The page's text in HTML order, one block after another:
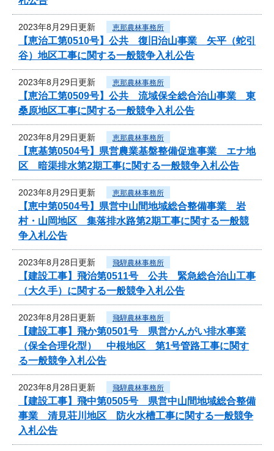
2023年8月29日更新 恵那農林事務所
【恵治工第0510号】公共 復旧治山事業 矢平（蛇引
谷）地区工事に関する一般競争入札公告
2023年8月29日更新 恵那農林事務所
【恵治工第0509号】公共 流域保全総合治山事業 東
桑原地区工事に関する一般競争入札公告
2023年8月29日更新 恵那農林事務所
【恵基第0504号】県営農業基盤整備促進事業 エナ地
区 暗渠排水第2期工事に関する一般競争入札公告
2023年8月29日更新 恵那農林事務所
【恵中第0504号】県営中山間地域総合整備事業 岩
村・山岡地区 集落排水路第2期工事に関する一般競
争入札公告
2023年8月28日更新 飛騨農林事務所
【建設工事】飛治第0511号 公共 緊急総合治山工事
（大久手）に関する一般競争入札公告
2023年8月28日更新 飛騨農林事務所
【建設工事】飛か第0501号 県営かんがい排水事業
（保全合理化型） 中根地区 第1号管路工事に関す
る一般競争入札公告
2023年8月28日更新 飛騨農林事務所
【建設工事】飛中第0505号 県営中山間地域総合整備
事業 清見荘川地区 防火水槽工事に関する一般競争
入札公告